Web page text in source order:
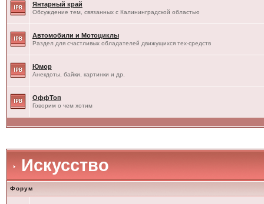
Янтарный край
Обсуждение тем, связанных с Калининградской областью
Автомобили и Мотоциклы
Раздел для счастливых обладателей движущихся тех-средств
Юмор
Анекдоты, байки, картинки и др.
ОффТоп
Говорим о чем хотим
Искусство
Форум